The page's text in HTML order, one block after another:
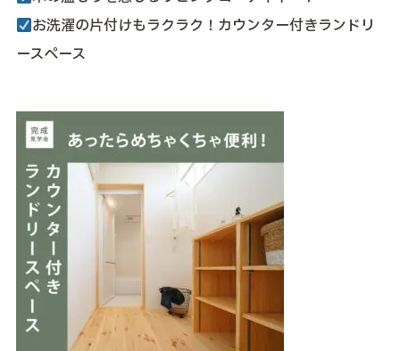
お洗濯の片付けもラクラク！カウンター付きランドリ
ースペース